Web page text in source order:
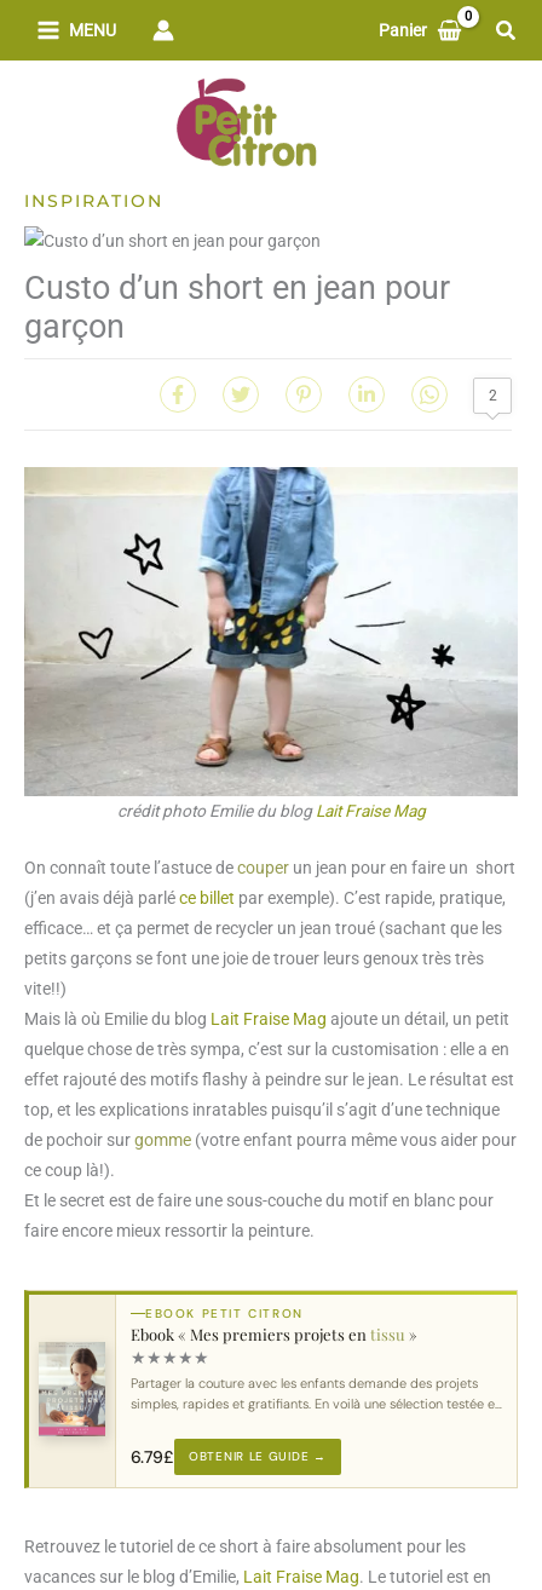
MENU Panier
INSPIRATION
Custo d’un short en jean pour
garçon
2
crédit photo Emilie du blogLait Fraise Mag
On connaît toute l’astuce decouper un jean pour en faire un short
(j’en avais déjà parléce billet par exemple). C’est rapide, pratique,
efficace… et ça permet de recycler un jean troué (sachant que les
petits garçons se font une joie de trouer leurs genoux très très
vite!!)
Mais là où Emilie du blog Lait Fraise Mag ajoute un détail, un petit
quelque chose de très sympa, c’est sur la customisation : elle a en
effet rajouté des motifs flashy à peindre sur le jean. Le résultat est
top, et les explications inratables puisqu’il s’agit d’une technique
de pochoir surgomme (votre enfant pourra même vous aider pour
ce coup là!).
Et le secret est de faire une sous-couche du motif en blanc pour
faire encore mieux ressortir la peinture.
EBOOK PETIT CITRON
Ebook « Mes premiers projets en tissu »
★★★★★
Partager la couture avec les enfants demande des projets
simples, rapides et gratifiants. En voilà une sélection testée et
6.79£ OBTENIR LE GUIDE →
Retrouvez le tutoriel de ce short à faire absolument pour les
vacances sur le blog d’Emilie, Lait Fraise Mag. Le tutoriel est en